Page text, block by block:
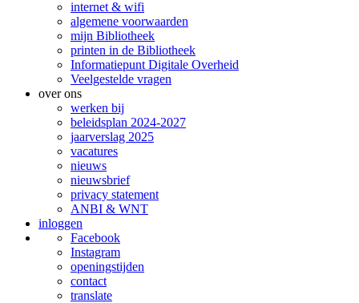
internet & wifi
algemene voorwaarden
mijn Bibliotheek
printen in de Bibliotheek
Informatiepunt Digitale Overheid
Veelgestelde vragen
over ons
werken bij
beleidsplan 2024-2027
jaarverslag 2025
vacatures
nieuws
nieuwsbrief
privacy statement
ANBI & WNT
inloggen
Facebook
Instagram
openingstijden
contact
translate